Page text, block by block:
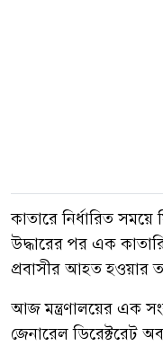
কাতারে নির্ধারিত
উদ্ধারের পর এক
প্রবাসীর আহত হওয়ার তথ্য
আজ মন্ত্রণালয়ের এক
জেনারেল ডিরেক্টরেট